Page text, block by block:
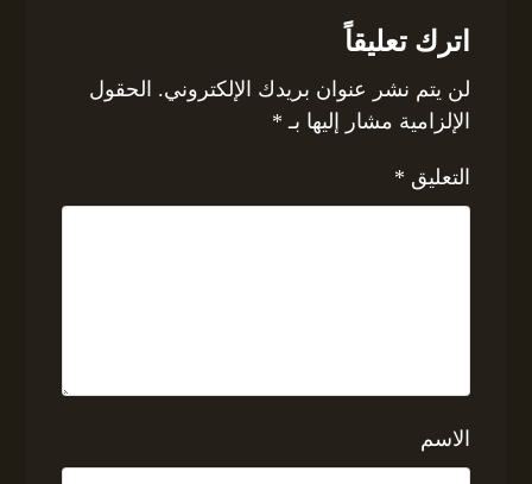
اترك تعليقاً
لن يتم نشر عنوان بريدك الإلكتروني. الحقول
الإلزامية مشار إليها بـ *
التعليق *
الاسم